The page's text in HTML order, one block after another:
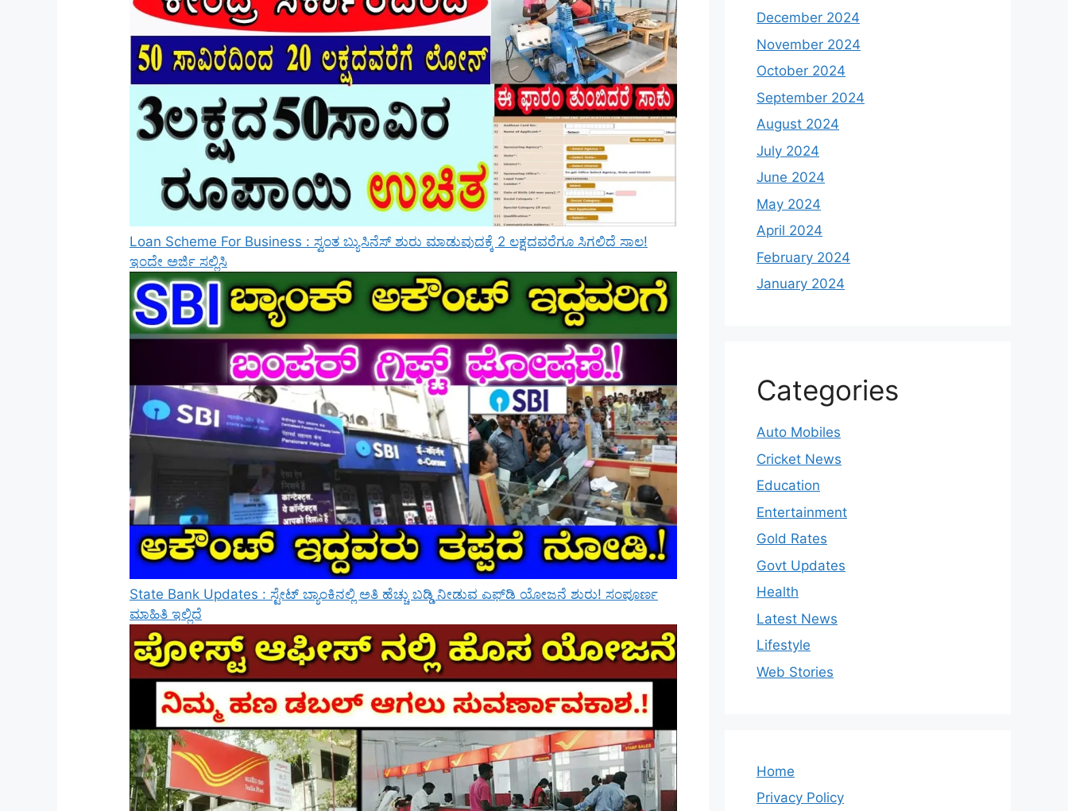
Loan Scheme For Business : ಸ್ವಂತ ಬ್ಯುಸಿನೆಸ್ ಶುರು ಮಾಡುವುದಕ್ಕೆ 2 ಲಕ್ಷದವರೆಗೂ ಸಿಗಲಿದೆ ಸಾಲ!
ಇಂದೇ ಅರ್ಜಿ ಸಲ್ಲಿಸಿ
State Bank Updates : ಸ್ಟೇಟ್ ಬ್ಯಾಂಕಿನಲ್ಲಿ ಅತಿ ಹೆಚ್ಚು ಬಡ್ಡಿ ನೀಡುವ ಎಫ್‌ಡಿ ಯೋಜನೆ ಶುರು! ಸಂಪೂರ್ಣ
ಮಾಹಿತಿ ಇಲ್ಲಿದೆ
December 2024
November 2024
October 2024
September 2024
August 2024
July 2024
June 2024
May 2024
April 2024
February 2024
January 2024
Categories
Auto Mobiles
Cricket News
Education
Entertainment
Gold Rates
Govt Updates
Health
Latest News
Lifestyle
Web Stories
Home
Privacy Policy